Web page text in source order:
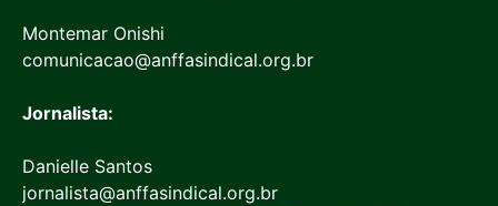
Montemar Onishi
comunicacao@anffasindical.org.br
Jornalista:
Danielle Santos
jornalista@anffasindical.org.br